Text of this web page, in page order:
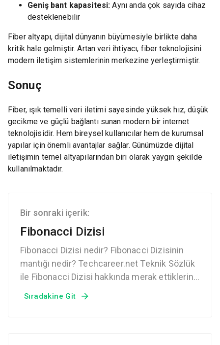
Geniş bant kapasitesi:Aynı anda çok sayıda cihaz
desteklenebilir
Fiber altyapı, dijital dünyanın büyümesiyle birlikte daha
kritik hale gelmiştir. Artan veri ihtiyacı, fiber teknolojisini
modern iletişim sistemlerinin merkezine yerleştirmiştir.
Sonuç
Fiber, ışık temelli veri iletimi sayesinde yüksek hız, düşük
gecikme ve güçlü bağlantı sunan modern bir internet
teknolojisidir. Hem bireysel kullanıcılar hem de kurumsal
yapılar için önemli avantajlar sağlar. Günümüzde dijital
iletişimin temel altyapılarından biri olarak yaygın şekilde
kullanılmaktadır.
Bir sonraki içerik:
Fibonacci Dizisi
Fibonacci Dizisi nedir? Fibonacci Dizisinin
mantığı nedir? Techcareer.net Teknik Sözlük
ile Fibonacci Dizisi hakkında merak ettiklerine
Sıradakine Git